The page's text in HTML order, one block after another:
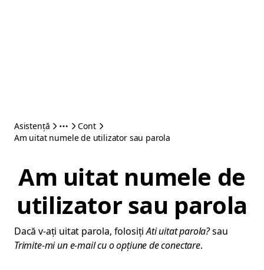
Asistență
Cont
Am uitat numele de utilizator sau parola
Am uitat numele de
utilizator sau parola
Dacă v-ați uitat parola, folosițiAti uitat parola?sau
Trimite-mi un e-mail cu o opțiune de conectare.